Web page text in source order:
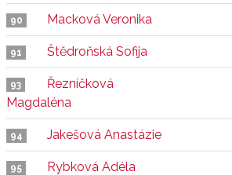
90 Macková Veronika
91 Štědroňská Sofija
93
Řezníčková
Magdaléna
94 Jakešová Anastázie
95 Rybková Adéla